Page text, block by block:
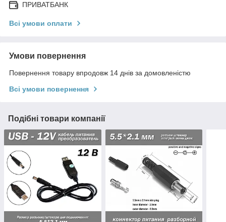
ПРИВАТБАНК
Всі умови оплати
Умови повернення
Повернення товару впродовж 14 днів за домовленістю
Всі умови повернення
Подібні товари компанії